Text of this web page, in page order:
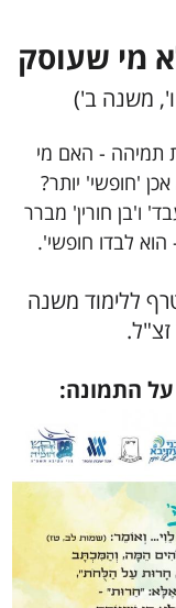
מי שעוסק
משנה ב')
תמיהה - האם מי
'חופשי' יותר?
ו'בן חורין' מברר
לבדו חופשי'.
ללימוד משנה
על התמונה: